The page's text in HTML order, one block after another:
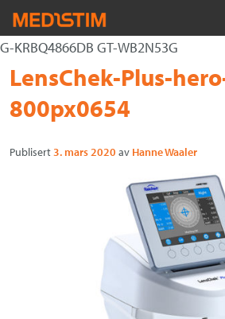
G-KRBQ4866DB GT-WB2N53G
Hjerte-Kar
Nevrokirurgi
Gastro
Gå
innholdet
Forstørre
LensChek-Plus-
800px0654
Publisert3. mars 2020 av Hanne Waaler